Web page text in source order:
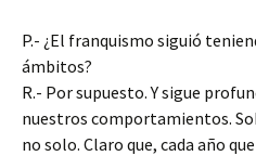
P.- ¿El franquismo siguió
ámbitos?
R.- Por supuesto. Y sigue
nuestros comportamientos.
no solo. Claro que, cada año